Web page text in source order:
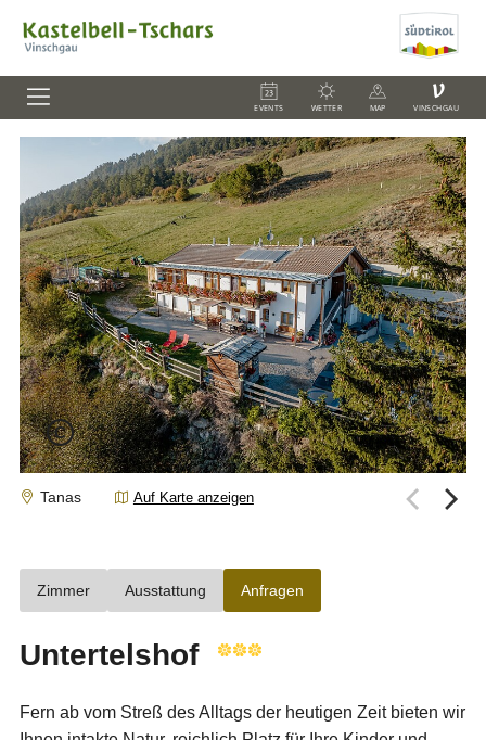
EVENTS WETTER MAP
V
VINSCHGAU